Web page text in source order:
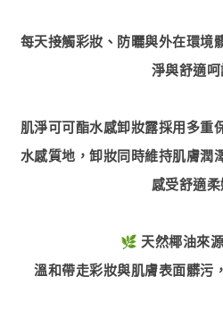
每天接觸彩妝、防曬與外在環境
淨與舒適呵
肌淨可可酯水感卸妝露採用多重
水感質地，卸妝同時維持肌膚潤
感受舒適柔
🌿 天然椰油來
溫和帶走彩妝與肌膚表面髒污